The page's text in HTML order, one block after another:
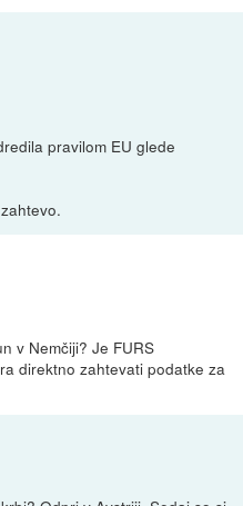
pravilom EU glede
v Nemčiji? Je FURS
direktno zahtevati podatke za